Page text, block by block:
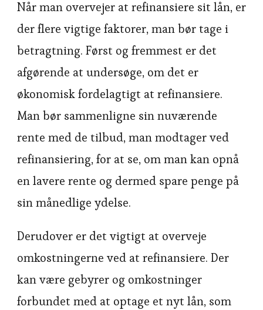
Når man overvejer at refinansiere sit lån, er
der flere vigtige faktorer, man bør tage i
betragtning. Først og fremmest er det
afgørende at undersøge, om det er
økonomisk fordelagtigt at refinansiere.
Man bør sammenligne sin nuværende
rente med de tilbud, man modtager ved
refinansiering, for at se, om man kan opnå
en lavere rente og dermed spare penge på
sin månedlige ydelse.
Derudover er det vigtigt at overveje
omkostningerne ved at refinansiere. Der
kan være gebyrer og omkostninger
forbundet med at optage et nyt lån, som